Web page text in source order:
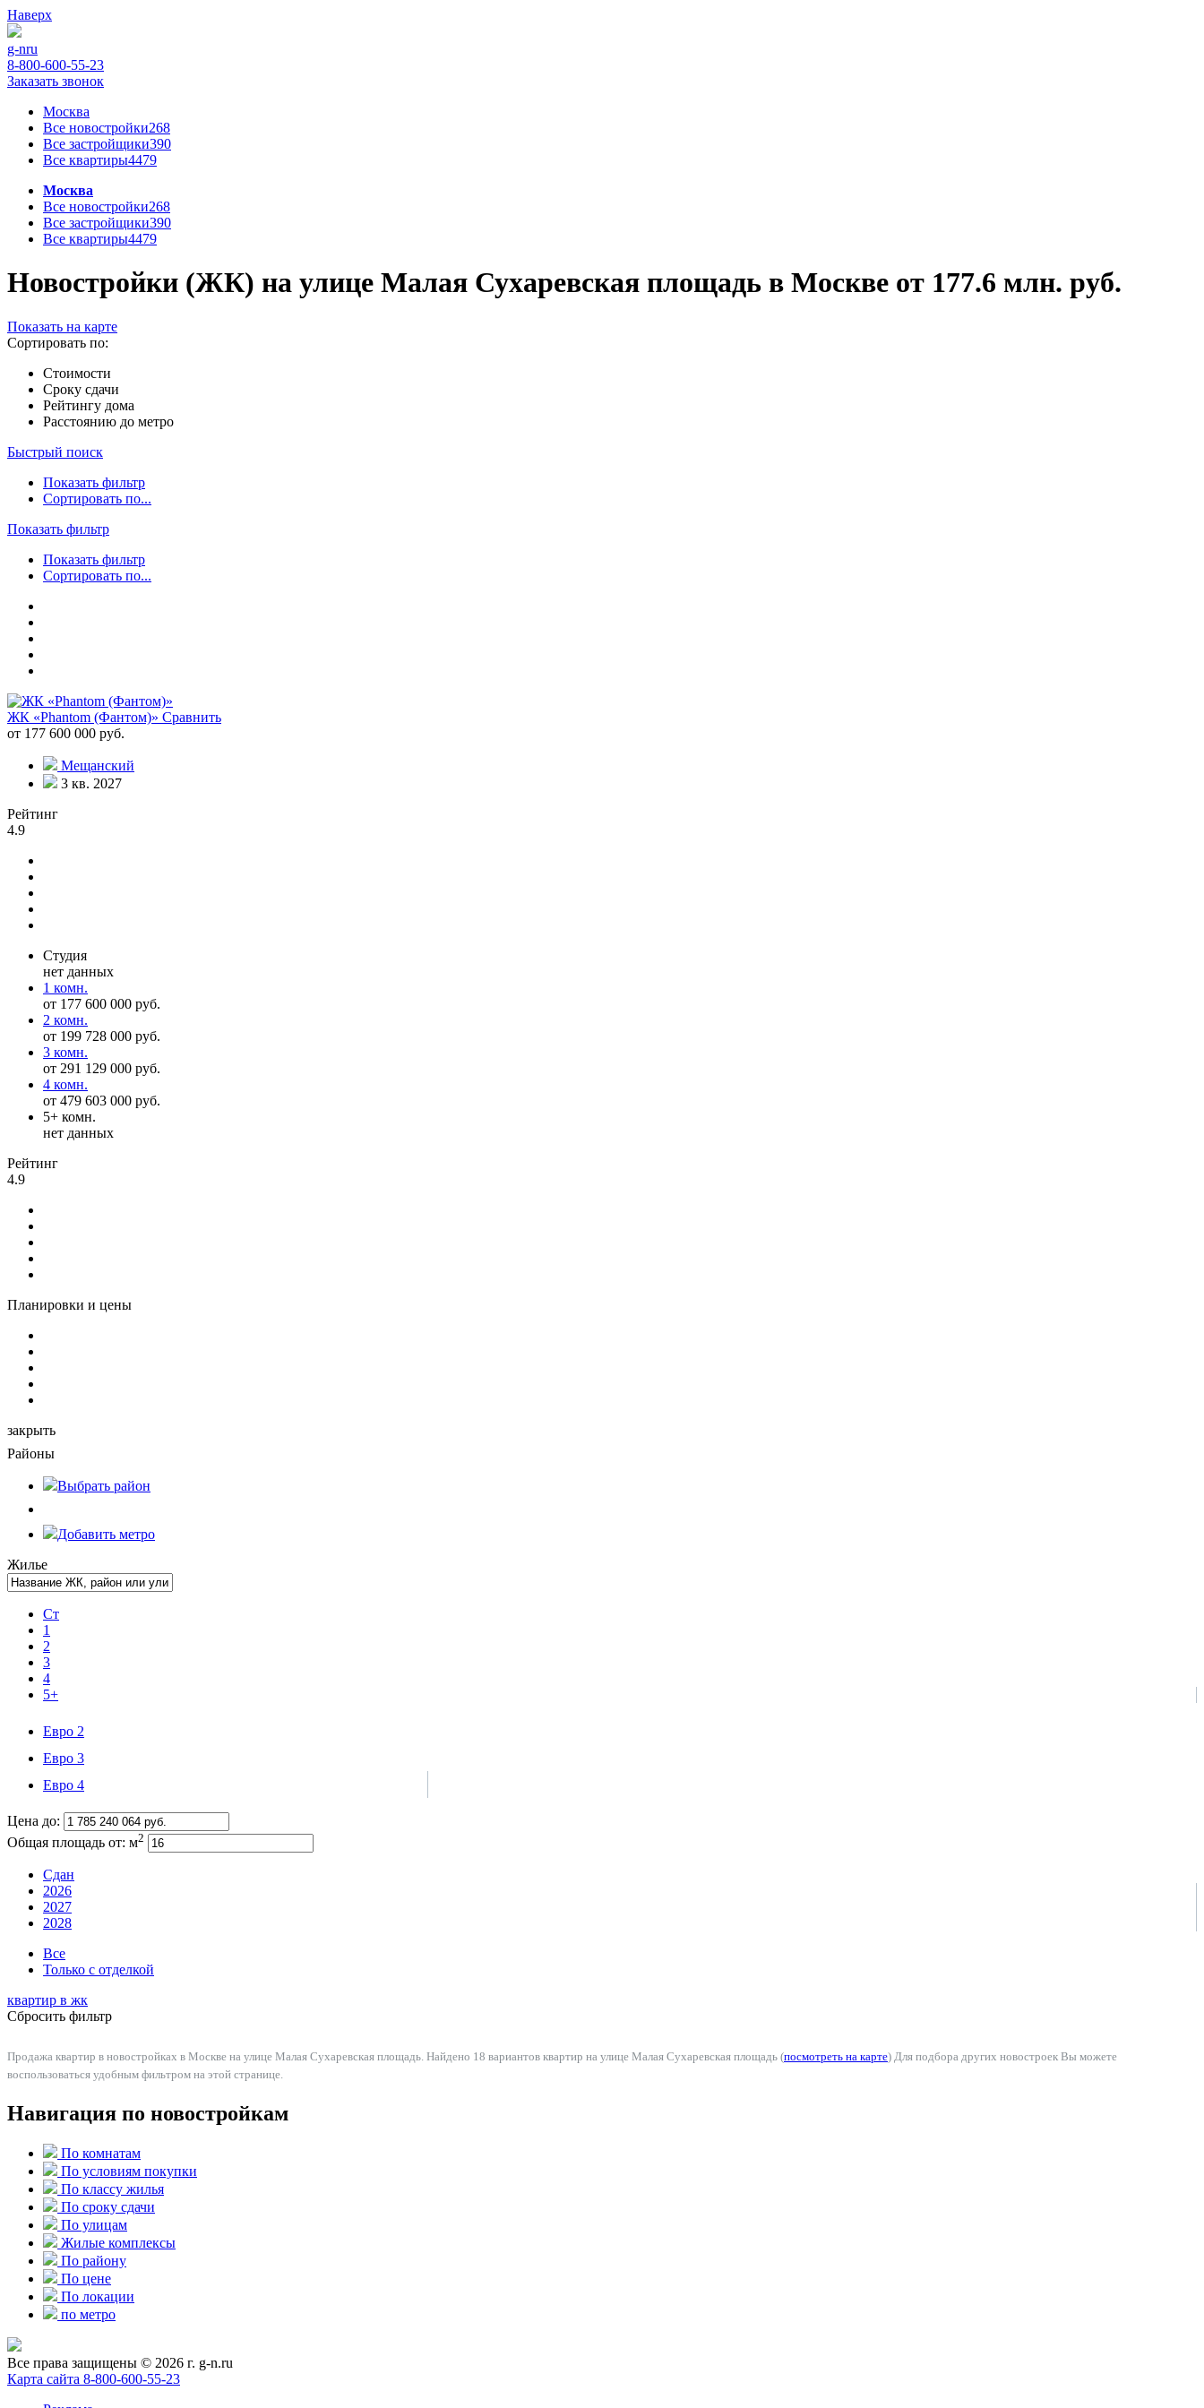
Наверх
g-nru
8-800-600-55-23
Заказать звонок
Москва
Все новостройки268
Все застройщики390
Все квартиры4479
Москва
Все новостройки268
Все застройщики390
Все квартиры4479
Новостройки (ЖК) на улице Малая Сухаревская площадь в Москве от 177.6 млн. руб.
Показать на карте
Сортировать по:
Стоимости
Сроку сдачи
Рейтингу дома
Расстоянию до метро
Быстрый поиск
Показать фильтр
Сортировать по...
Показать фильтр
Показать фильтр
Сортировать по...
ЖК «Phantom (Фантом)» Сравнить
от 177 600 000 руб.
Мещанский
3 кв. 2027
Рейтинг
4.9
Студия
нет данных
1 комн.
от 177 600 000 руб.
2 комн.
от 199 728 000 руб.
3 комн.
от 291 129 000 руб.
4 комн.
от 479 603 000 руб.
5+ комн.
нет данных
Рейтинг
4.9
Планировки и цены
закрыть
Районы
Выбрать район
Добавить метро
Жилье
Ст
1
2
3
4
5+
Евро 2
Евро 3
Евро 4
Цена до:
Общая площадь от: м2
Сдан
2026
2027
2028
Все
Только с отделкой
квартир в жк
Сбросить фильтр
Продажа квартир в новостройках в Москве на улице Малая Сухаревская площадь. Найдено 18 вариантов квартир на улице Малая Сухаревская площадь (посмотреть на карте) Для подбора других новостроек Вы можете
воспользоваться удобным фильтром на этой странице.
Навигация по новостройкам
По комнатам
По условиям покупки
По классу жилья
По сроку сдачи
По улицам
Жилые комплексы
По району
По цене
По локации
по метро
Все права защищены © 2026 г. g-n.ru
Карта сайта 8-800-600-55-23